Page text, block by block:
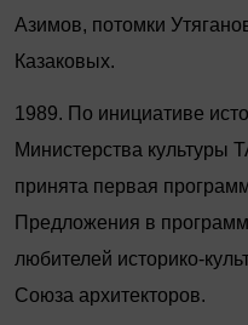
Азимов, потомки
Казаковых.
1989. По инициативе
Министерства
принята первая
Предложения в
любителей историко-
Союза архитекторов.